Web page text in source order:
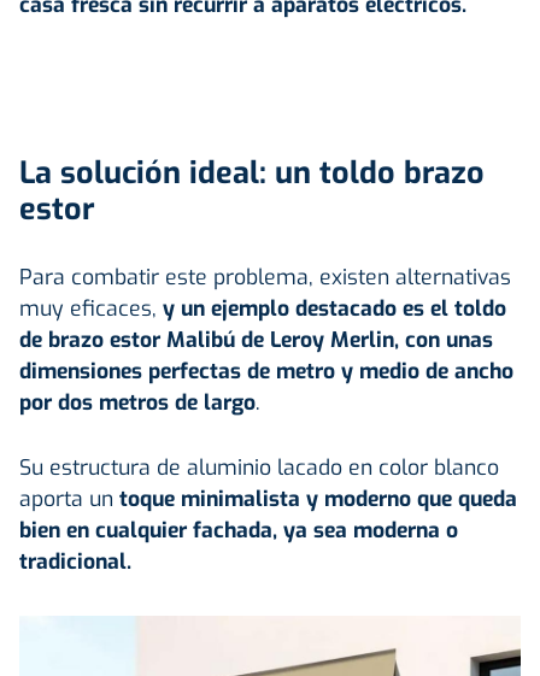
La solución ideal: un toldo brazo
estor
Para combatir este problema, existen alternativas
muy eficaces, y un ejemplo destacado es el toldo
de brazo estor Malibú de Leroy Merlin, con unas
dimensiones perfectas de metro y medio de ancho
por dos metros de largo.
Su estructura de aluminio lacado en color blanco
aporta un toque minimalista y moderno que queda
bien en cualquier fachada, ya sea moderna o
tradicional.